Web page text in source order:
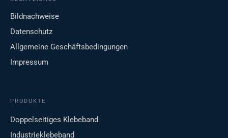
Bildnachweise
Datenschutz
Allgemeine Geschäftsbedingungen
Impressum
PRODUKTE
Doppelseitiges Klebeband
Industrieklebeband